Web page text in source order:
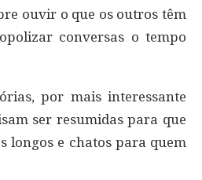
ouvir o que os outros têm
conversas o tempo
por mais interessante
ser resumidas para que
longos e chatos para quem